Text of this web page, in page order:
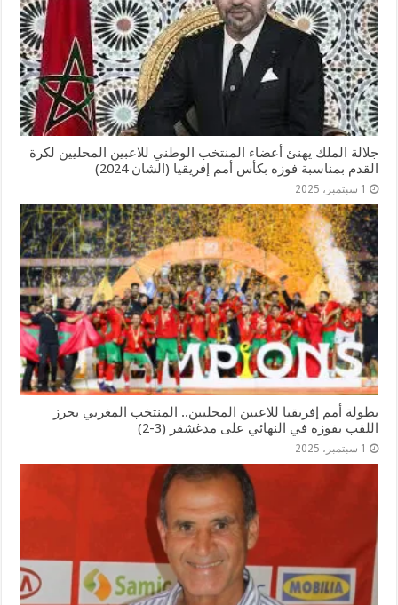
جلالة الملك يهنئ أعضاء المنتخب الوطني للاعبين المحليين لكرة
القدم بمناسبة فوزه بكأس أمم إفریقیا (الشان 2024)
1 سبتمبر، 2025
بطولة أمم إفريقيا للاعبين المحليين.. المنتخب المغربي يحرز
اللقب بفوزه في النهائي على مدغشقر (3-2)
1 سبتمبر، 2025